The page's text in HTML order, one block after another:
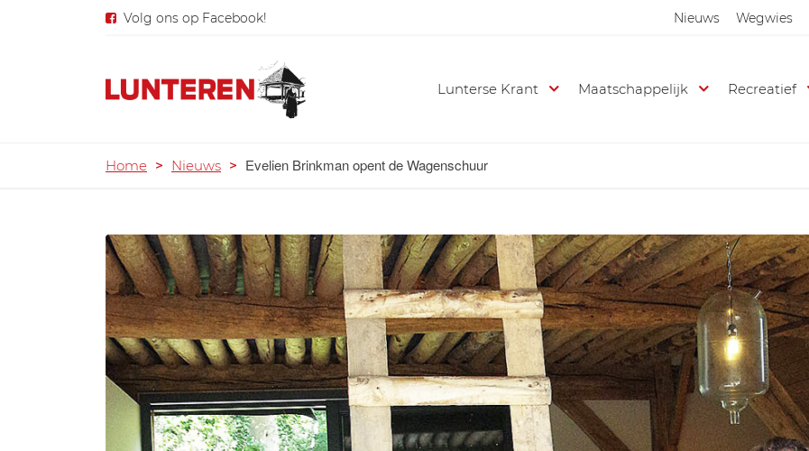
Nieuws Wegwies
Volg ons op Facebook!
Lunterse Krant Maatschappelijk Recreatief
Home > Nieuws > Evelien Brinkman opent de Wagenschuur